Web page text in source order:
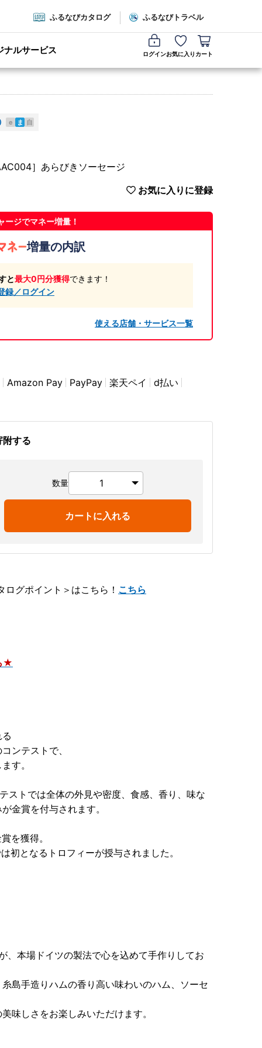
ふるなびカタログ ふるなびトラベル
ナルサービス ログインお気に入り カート
e ま 自
］あらびきソーセージ
お気に入りに登録
ージでマネー増量！
増量の内訳
と最大0円分獲得できます！
録／ログイン
使える店舗・サービス一覧
Amazon Pay PayPay 楽天ペイ
d払い
する
数量
カートに入れる
グポイント＞はこちら！ こちら
★
ンテストで、
す。
ストでは全体の外見や密度、食感、香り、味な
金賞を付与されます。
を獲得。
初となるトロフィーが授与されました。
本場ドイツの製法で心を込めて手作りしてお
島手造りハムの香り高い味わいのハム、ソーセ
味しさをお楽しみいただけます。